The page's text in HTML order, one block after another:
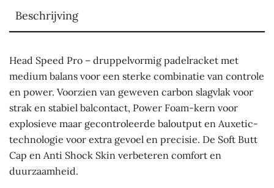
Beschrijving
Head Speed Pro – druppelvormig padelracket met
medium balans voor een sterke combinatie van controle
en power. Voorzien van geweven carbon slagvlak voor
strak en stabiel balcontact, Power Foam-kern voor
explosieve maar gecontroleerde baloutput en Auxetic-
technologie voor extra gevoel en precisie. De Soft Butt
Cap en Anti Shock Skin verbeteren comfort en
duurzaamheid.